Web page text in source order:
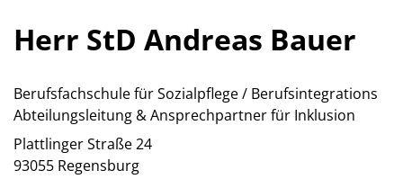
Herr StD Andreas Bauer
Berufsfachschule für Sozialpflege / Berufsintegrations
Abteilungsleitung & Ansprechpartner für Inklusion
Plattlinger Straße 24
93055 Regensburg